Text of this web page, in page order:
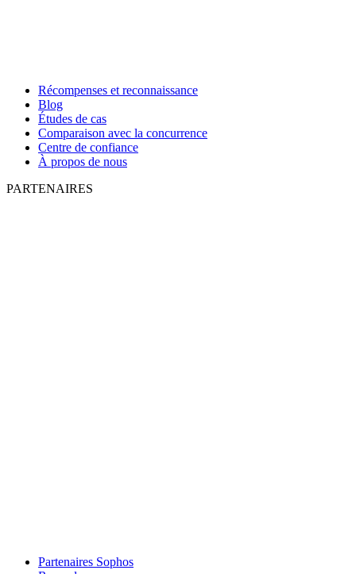
Récompenses et reconnaissance
Blog
Études de cas
Comparaison avec la concurrence
Centre de confiance
À propos de nous
PARTENAIRES
Partenaires Sophos